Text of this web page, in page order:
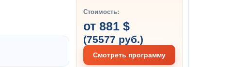
Стоимость:
от 881 $
(75577 руб.)
Смотреть программу